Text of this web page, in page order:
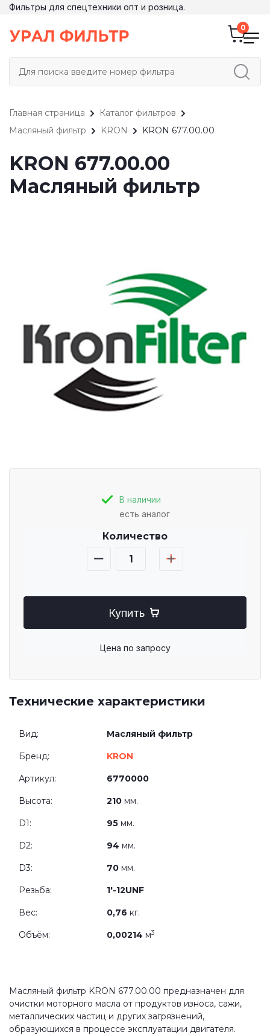
Фильтры для спецтехники опт и розница.
Главная страница
Каталог фильтров
Масляный фильтр
KRON KRON 677.00.00
KRON 677.00.00
Масляный фильтр
В наличии
есть аналог
Количество
Купить
Цена по запросу
Технические характеристики
Вид: Масляный фильтр
Бренд: KRON
Артикул: 6770000
Высота: 210 мм.
D1: 95 мм.
D2: 94 мм.
D3: 70 мм.
Резьба: 1'-12UNF
Вес: 0,76 кг.
Объём: 0,00214 м3
Масляный фильтр KRON 677.00.00 предназначен для
очистки моторного масла от продуктов износа, сажи,
металлических частиц и других загрязнений,
образующихся в процессе эксплуатации двигателя.